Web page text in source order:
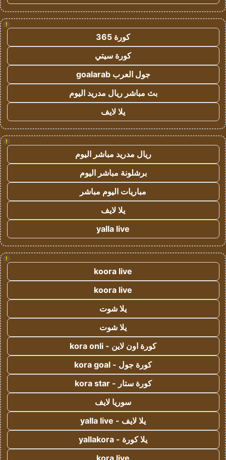
!
كورة 365
كورة سيتي
جول العرب goalarab
بث مباشر ريال مدريد اليوم
يلا لايف
!
ريال مدريد مباشر اليوم
برشلونة مباشر اليوم
مباريات اليوم مباشر
يلا لايف
yalla live
!
koora live
koora live
يلا شوت
يلا شوت
كورة اون لاين - kora onli
كورة جول - kora goal
كورة ستار - kora star
سوريا لايف
يلا لايف - yalla live
يلا كورة - yallakora
kora live